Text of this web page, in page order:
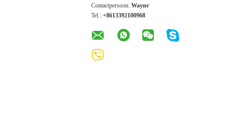
Contactpersoon: Wayne
Tel.: +8613392100968